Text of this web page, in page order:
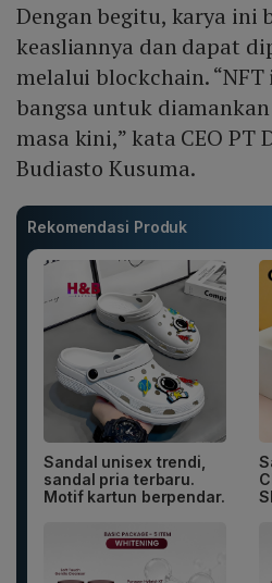
Dengan begitu, karya ini
keasliannya dan dapat
melalui blockchain.
bangsa untuk
masa kini,” kata CEO
Budiasto Kusuma.
Rekomendasi Produk
Sandal unisex trendi,
sandal pria terbaru.
Motif kartun berpendar.